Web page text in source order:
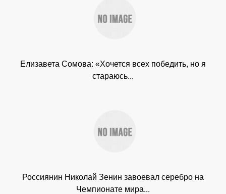
Елизавета Сомова: «Хочется всех победить, но я
стараюсь...
Россиянин Николай Зенин завоевал серебро на
Чемпионате мира...